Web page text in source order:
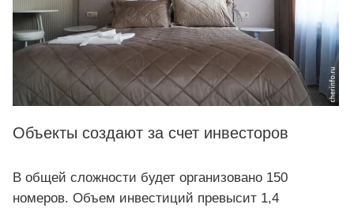
Объекты создают за счет инвесторов
В общей сложности будет организовано 150
номеров. Объем инвестиций превысит 1,4